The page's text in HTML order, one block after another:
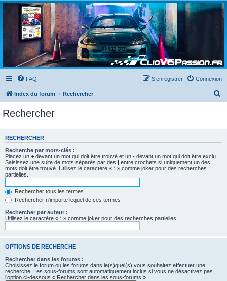
Clio V6 Passion
Le site français des passionnés de Clio V6
FAQ Connexion
S’enregistrer
Index du forum Rechercher
e
Rechercher
RECHERCHER
Recherche par mots-clés :
Placez un + devant un mot qui doit être trouvé et un - devant un mot qui doit être exclu.
Saisissez une suite de mots séparés par des | entre crochets si uniquement un des
mots doit être trouvé. Utilisez le caractère « * » comme joker pour des recherches
partielles.
Rechercher tous les termes
Rechercher n’importe lequel de ces termes
Rechercher par auteur :
Utilisez le caractère « * » comme joker pour des recherches partielles.
OPTIONS DE RECHERCHE
Rechercher dans les forums :
Choisissez le forum ou les forums dans le(s)quel(s) vous souhaitez effectuer une
recherche. Les sous-forums sont automatiquement inclus si vous ne désactivez pas
l’option ci-dessous « Rechercher dans les sous-forums ».